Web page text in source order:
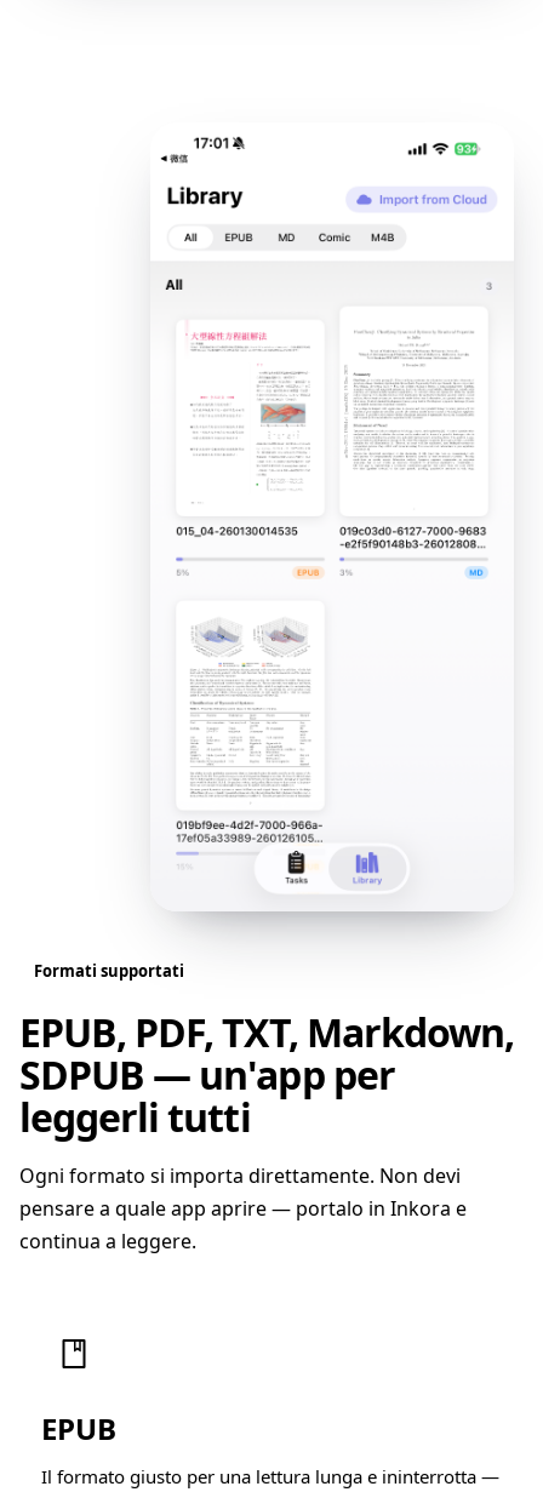
Formati supportati
EPUB, PDF, TXT, Markdown,
SDPUB — un'app per
leggerli tutti
Ogni formato si importa direttamente. Non devi
pensare a quale app aprire — portalo in Inkora e
continua a leggere.
EPUB
Il formato giusto per una lettura lunga e ininterrotta —